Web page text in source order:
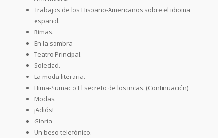
Trabajos de los Hispano-Americanos sobre el idioma
español.
Rimas.
En la sombra.
Teatro Principal.
Soledad.
La moda literaria.
Hima-Sumac o El secreto de los incas. (Continuación)
Modas.
¡Adiós!
Gloria.
Un beso telefónico.